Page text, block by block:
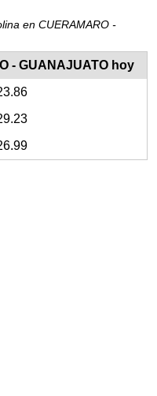
en CUERAMARO -
- GUANAJUATO hoy